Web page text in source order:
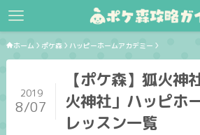
ホーム ポケ森 ハッピーホームアカデミー
【ポケ森】狐火
火神社」ハッピホ
レッスン一覧
2019
8/07